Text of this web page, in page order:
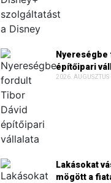
Nyereségbe
építőipari
2026. AUGUSZTUS
Lakásokat
mögött a